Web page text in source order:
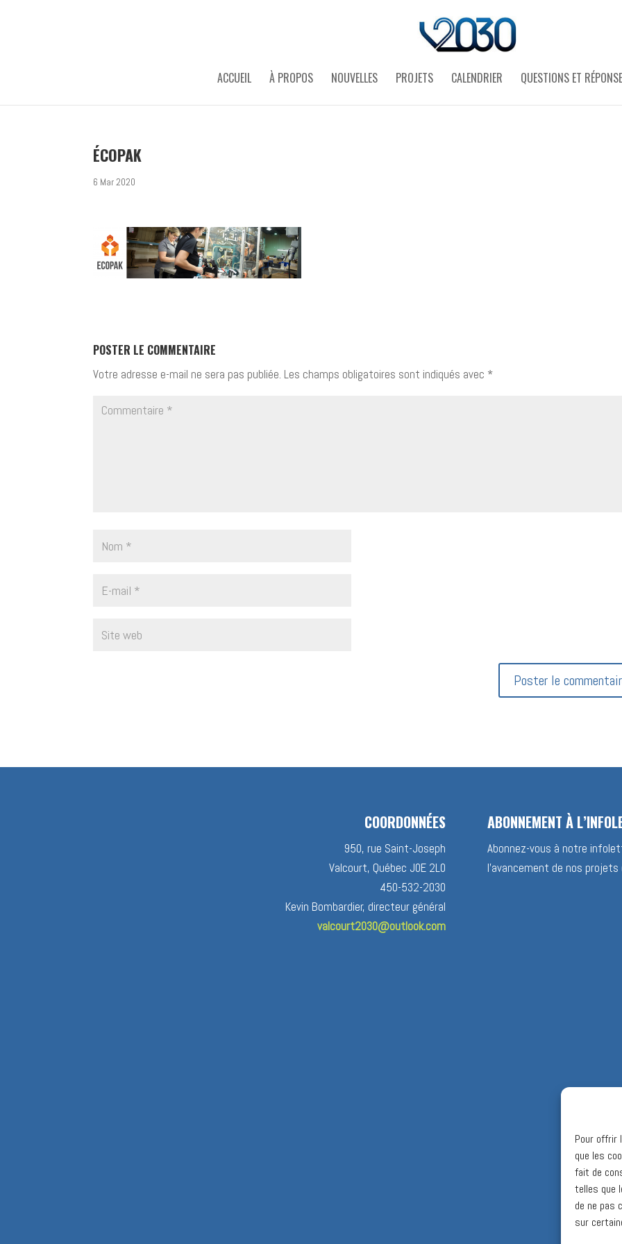
Pour offrir
que les
fait de
telles que
de ne pas
sur
ACCUEIL À PROPOS NOUVELLES PROJETS CALENDRIER QUESTIONS ET
ÉCOPAK
6 Mar 2020
POSTER LE COMMENTAIRE
Votre adresse e-mail ne sera pas publiée. Les champs obligatoires sont indiqués avec *
COORDONNÉES
950, rue Saint-Joseph
Valcourt, Québec J0E 2L0
450-532-2030
Kevin Bombardier, directeur général
valcourt2030@outlook.com
ABONNEMENT À
Abonnez-vous à notre
l’avancement de nos